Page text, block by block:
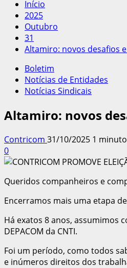
Início
2025
Outubro
31
Altamiro: novos desafios
Boletim
Notícias de Entidades
Notícias Sindicais
Altamiro: novos
Contricom 31/10/2025 1
0
Queridos companheiros e
Encerramos mais uma etapa
Há exatos 8 anos, assumimos
DEPACOM da CNTI.
Foi um período, como todos
e inúmeros direitos dos